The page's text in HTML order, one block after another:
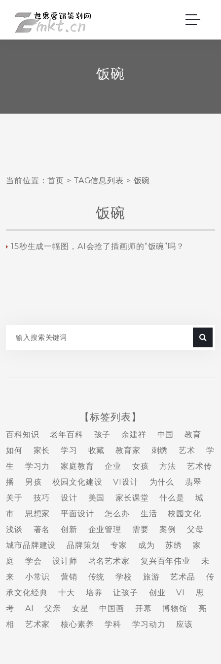
饭碗
当前位置：首页 > TAG信息列表 > 饭碗
饭碗
15秒生成一幅图，AI会抢了插画师的“饭碗”吗？
【标签列表】
百科知识 老年百科 孩子 余建祥 中国
教育
如何
家长 学习 收藏 教育家 刺绣 艺术
学
生
学习力 家庭教育 企业 女孩 方法
艺术传
播
男孩 校园文化建设 VI设计 为什么
翡翠
关于
技巧 设计 美国 家长课堂 什么是
城
市
思想家 平面设计 怎么办 生活
校园文化
浅谈
著名 创新 企业管理 需要 案例
父母
城市品牌建设
品牌策划 专家 成为 苏绣
家
庭
学会 设计师 著名艺术家 复兴百年伟业
未
来
小常识 营销 传统 学校 旅游 艺术品
传
承文化经典
十大 培养 让孩子 创业 VI
思
考
AI 父亲 女星 中国画 开幕 博物馆
亮
相
艺术家 核心素养 学科 学习动力 应该